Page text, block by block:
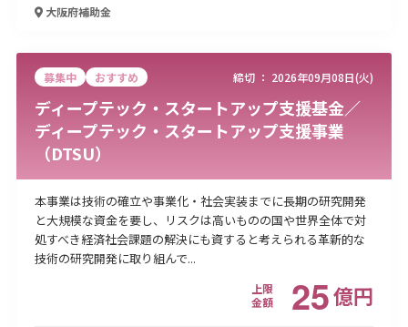
大阪府補助金
募集中 おすすめ 締切 ： 2026年09月08日(火)
ディープテック・スタートアップ支援基金／
ディープテック・スタートアップ支援事業
（DTSU）
本事業は技術の確立や事業化・社会実装までに長期の研究開発
と大規模な資金を要し、リスクは高いものの国や世界全体で対
処すべき経済社会課題の解決にも資すると考えられる革新的な
技術の研究開発に取り組んで...
上限
金額
25億円